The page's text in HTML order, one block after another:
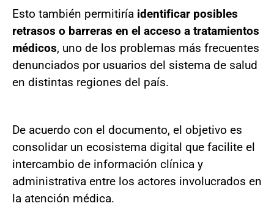
Esto también permitiría identificar posibles
retrasos o barreras en el acceso a tratamientos
médicos, uno de los problemas más frecuentes
denunciados por usuarios del sistema de salud
en distintas regiones del país.
De acuerdo con el documento, el objetivo es
consolidar un ecosistema digital que facilite el
intercambio de información clínica y
administrativa entre los actores involucrados en
la atención médica.